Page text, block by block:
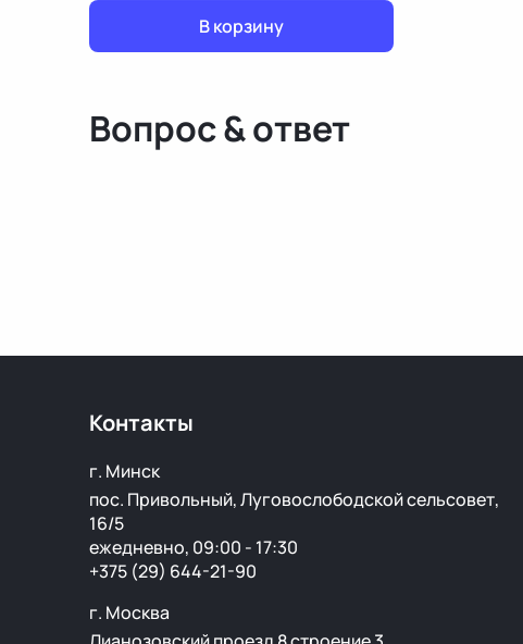
В корзину
Вопрос & ответ
Контакты
г. Минск
пос. Привольный, Луговослободской сельсовет,
16/5
ежедневно, 09:00 - 17:30
+375 (29) 644-21-90
г. Москва